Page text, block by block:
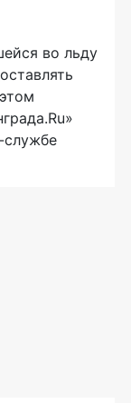
во льду
службе